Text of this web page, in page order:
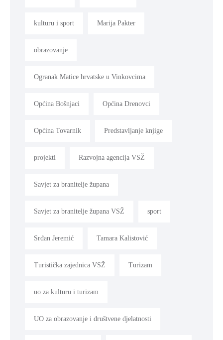
kulturu i sport Marija Pakter
obrazovanje
Ogranak Matice hrvatske u Vinkovcima
Općina Bošnjaci Općina Drenovci
Općina Tovarnik Predstavljanje knjige
projekti Razvojna agencija VSŽ
Savjet za branitelje župana
Savjet za branitelje župana VSŽ sport
Srđan Jeremić Tamara Kalistović
Turistička zajednica VSŽ Turizam
uo za kulturu i turizam
UO za obrazovanje i društvene djelatnosti